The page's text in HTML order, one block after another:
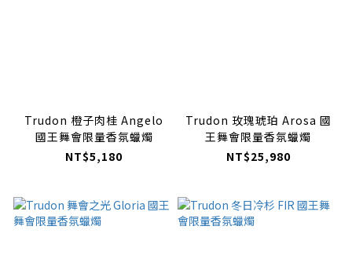
Trudon 橙子肉桂 Angelo
國王舞會限量香氛蠟燭
NT$5,180
Trudon 玫瑰琥珀 Arosa 國
王舞會限量香氛蠟燭
NT$25,980